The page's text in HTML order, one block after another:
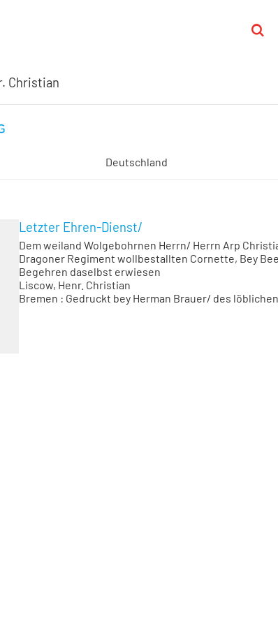
Christian
Deutschland
Letzter Ehren-Dienst/
Dem weiland Wolgebohrnen Herrn/ Herrn Arp
Dragoner Regiment wollbestallten Cornette, Bey
Begehren daselbst erwiesen
Liscow, Henr. Christian
Bremen : Gedruckt bey Herman Brauer/ des